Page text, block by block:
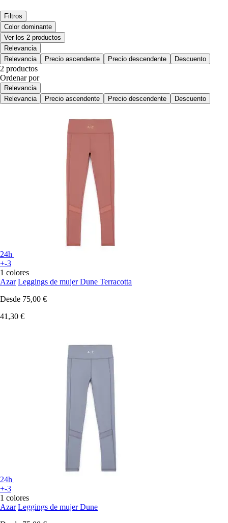
Filtros
Color dominante
Ver los 2 productos
Relevancia
Relevancia
Precio ascendente Precio descendente Descuento
2 productos
Ordenar por
Relevancia
Relevancia
Precio ascendente Precio descendente Descuento
24h
+-3
1 colores
Azar Leggings de mujer Dune Terracotta
Desde 75,00 €
41,30 €
24h
+-3
1 colores
Azar Leggings de mujer Dune